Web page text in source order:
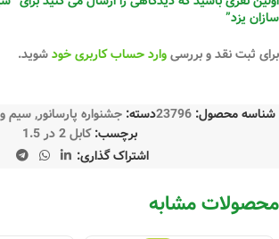
سازان یزد”
برای ثبت نقد و بررسیوارد حساب کاربری خودشوید.
شناسه محصول: 23796دسته: جشنواره پارسانور,سیم
برچسب: کابل 2 در 1.5
اشتراک گذاری:
محصولات مشابه